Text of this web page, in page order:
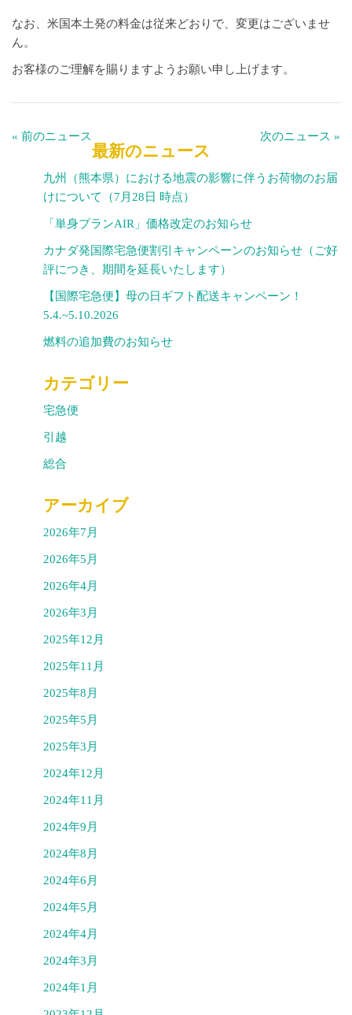
なお、米国本土発の料金は従来どおりで、変更はございませ
ん。
お客様のご理解を賜りますようお願い申し上げます。
« 前のニュース 次のニュース »
最新のニュース
九州（熊本県）における地震の影響に伴うお荷物のお届
けについて（7月28日 時点）
「単身プランAIR」価格改定のお知らせ
カナダ発国際宅急便割引キャンペーンのお知らせ（ご好
評につき、期間を延長いたします）
【国際宅急便】母の日ギフト配送キャンペーン！
5.4.~5.10.2026
燃料の追加費のお知らせ
カテゴリー
宅急便
引越
総合
アーカイブ
2026年7月
2026年5月
2026年4月
2026年3月
2025年12月
2025年11月
2025年8月
2025年5月
2025年3月
2024年12月
2024年11月
2024年9月
2024年8月
2024年6月
2024年5月
2024年4月
2024年3月
2024年1月